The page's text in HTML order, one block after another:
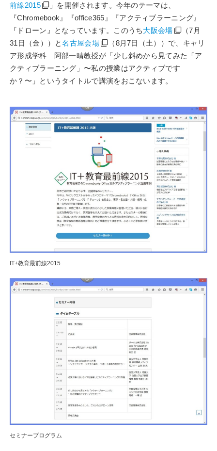
前線2015
」を開催されます。今年のテーマは、
『Chromebook』『office365』『アクティブラーニング』
『ドローン』となっています。このうち大阪会場
（7月
31日（金））と名古屋会場
（8月7日（土））で、キャリ
ア形成学科 阿部一晴教授が「少し斜めから見てみた「ア
クティブラーニング」〜私の授業はアクティブです
か？〜」というタイトルで講演をおこないます。
IT+教育最前線2015
セミナープログラム